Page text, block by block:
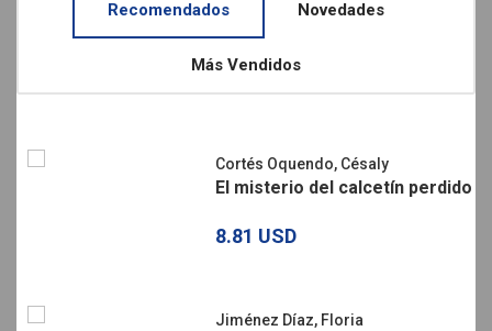
Recomendados Novedades
Más Vendidos
Cortés Oquendo, Césaly
El misterio del calcetín perdido
8.81 USD
Jiménez Díaz, Floria